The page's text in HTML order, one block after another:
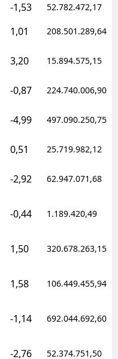
-1,53 52.782.472,17
1,01 208.501.289,64
3,20 15.894.575,15
-0,87 224.740.006,90
-4,99 497.090.250,75
0,51 25.719.982,12
-2,92 62.947.071,68
-0,44 1.189.420,49
1,50 320.678.263,15
1,58 106.449.455,94
-1,14 692.044.692,60
-2,76 52.374.751,50